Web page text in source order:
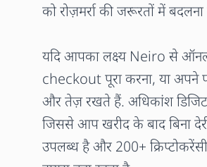
को रोज़मर्रा की जरूरतों में
यदि आपका लक्ष्य Neiro से
checkout पूरा करना, या अपने
और तेज़ रखते हैं. अधिकांश
जिससे आप खरीद के बाद बिना
उपलब्ध है और 200+